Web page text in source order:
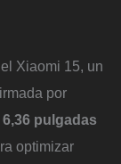
Xiaomi 15, un
por
pulgadas
optimizar